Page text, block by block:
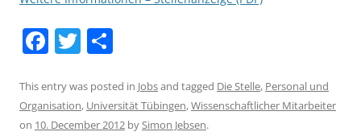
F
c
e
T
itt
er
ar
e
This entry was posted in Jobsand tagged Die Stelle, Personal und
Organisation, Universität Tübingen,Wissenschaftlicher Mitarbeiter
on 10. December 2012 bySimon Jebsen.